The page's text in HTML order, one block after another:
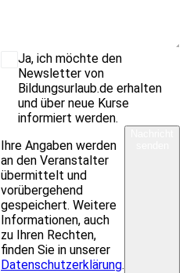
Ja, ich möchte den
Newsletter von
Bildungsurlaub.de erhalten
und über neue Kurse
informiert werden.
Ihre Angaben werden
an den Veranstalter
übermittelt und
vorübergehend
gespeichert. Weitere
Informationen, auch
zu Ihren Rechten,
finden Sie in unserer
Datenschutzerklärung.